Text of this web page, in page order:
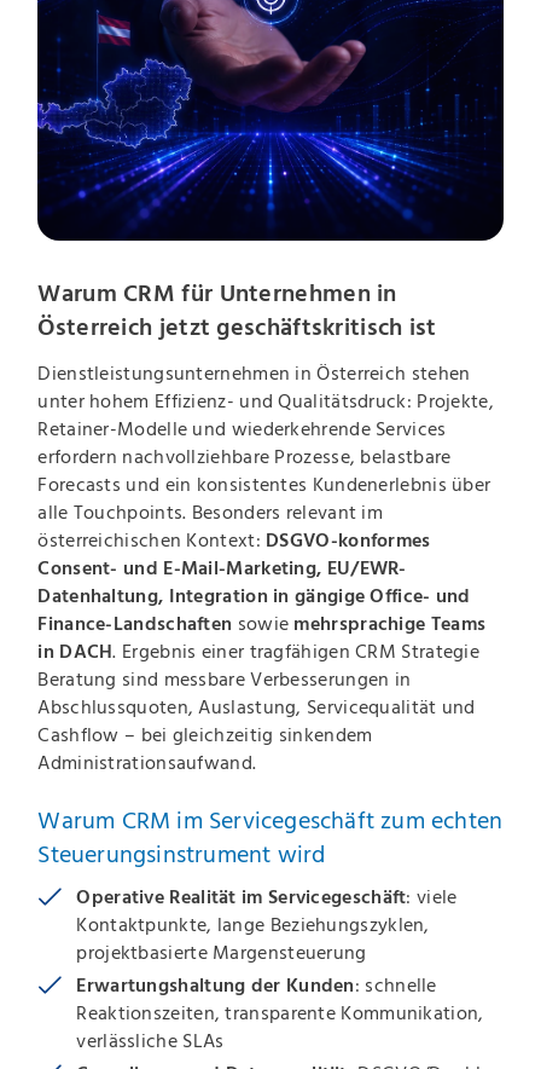
Warum CRM für Unternehmen in
Österreich jetzt geschäftskritisch ist
Dienstleistungsunternehmen in Österreich stehen
unter hohem Effizienz- und Qualitätsdruck: Projekte,
Retainer-Modelle und wiederkehrende Services
erfordern nachvollziehbare Prozesse, belastbare
Forecasts und ein konsistentes Kundenerlebnis über
alle Touchpoints. Besonders relevant im
österreichischen Kontext: DSGVO-konformes
Consent- und E-Mail-Marketing, EU/EWR-
Datenhaltung, Integration in gängige Office- und
Finance-Landschaften sowie mehrsprachige Teams
in DACH. Ergebnis einer tragfähigen CRM Strategie
Beratung sind messbare Verbesserungen in
Abschlussquoten, Auslastung, Servicequalität und
Cashflow – bei gleichzeitig sinkendem
Administrationsaufwand.
Warum CRM im Servicegeschäft zum echten
Steuerungsinstrument wird
Operative Realität im Servicegeschäft: viele
Kontaktpunkte, lange Beziehungszyklen,
projektbasierte Margensteuerung
Erwartungshaltung der Kunden: schnelle
Reaktionszeiten, transparente Kommunikation,
verlässliche SLAs